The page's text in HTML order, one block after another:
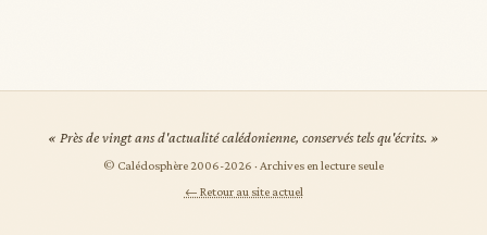
« Près de vingt ans d'actualité calédonienne, conservés tels qu'écrits. »
© Calédosphère 2006-2026 · Archives en lecture seule
← Retour au site actuel